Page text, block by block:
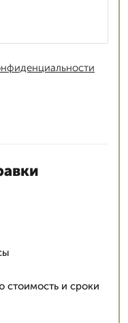
стоимость и сроки